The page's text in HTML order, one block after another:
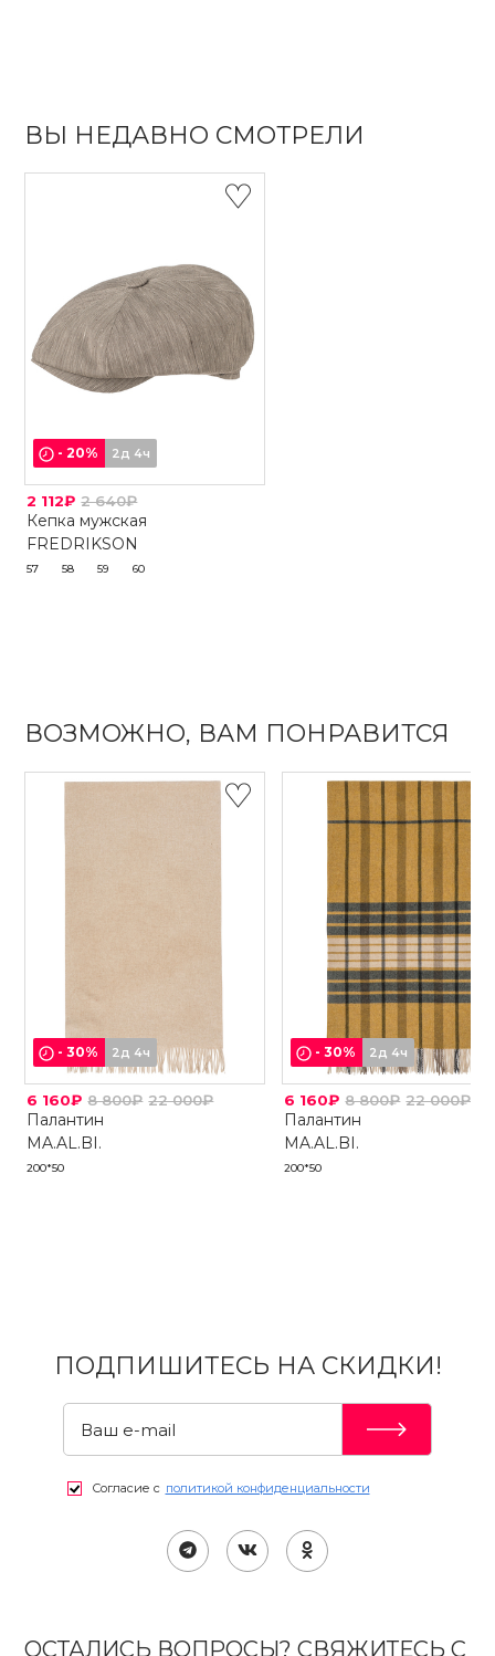
ВЫ НЕДАВНО СМОТРЕЛИ
-20% 2д 4ч
2 112₽ 2 640₽
Кепка мужская
FREDRIKSON
57 58 59 60
ВОЗМОЖНО, ВАМ ПОНРАВИТСЯ
-30% 2д 4ч
6 160₽ 8 800₽ 22 000₽
Палантин
MA.AL.BI.
200*50
-30% 2д 4ч
6 160₽ 8 800₽ 22 000₽
Палантин
MA.AL.BI.
200*50
ПОДПИШИТЕСЬ НА СКИДКИ!
Согласие с политикой конфиденциальности
ОСТАЛИСЬ ВОПРОСЫ? СВЯЖИТЕСЬ С